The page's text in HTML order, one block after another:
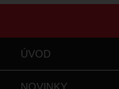
ÚVOD
NOVINKY